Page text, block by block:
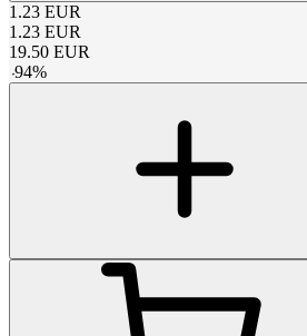
1.23 EUR
1.23 EUR
19.50 EUR
-94%